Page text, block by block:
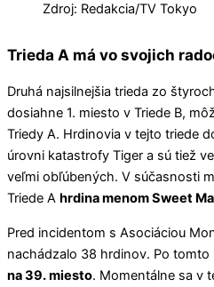
Zdroj: Redakcia/TV Tokyo
Trieda A má vo svojich
Druhá najsilnejšia trieda zo
dosiahne 1. miesto v Triede B,
Triedy A. Hrdinovia v tejto triede
úrovni katastrofy Tiger a sú tiež
veľmi obľúbených. V súčasnosti
Triede A hrdina menom Sweet
Pred incidentom s Asociáciou
nachádzalo 38 hrdinov. Po tomto
na 39. miesto. Momentálne sa v